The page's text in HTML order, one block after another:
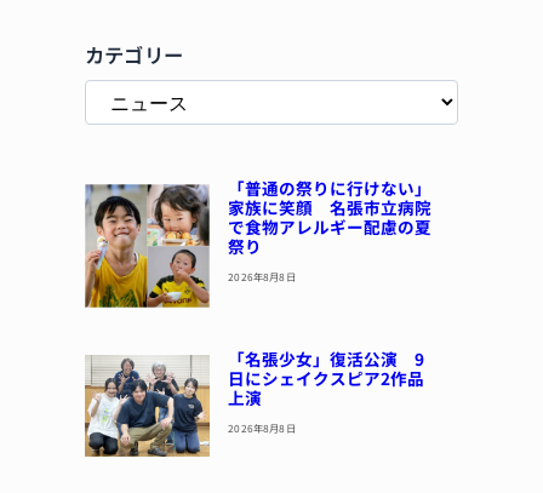
カテゴリー
「普通の祭りに行けない」
家族に笑顔 名張市立病院
で食物アレルギー配慮の夏
祭り
2026年8月8日
「名張少女」復活公演 9
日にシェイクスピア2作品
上演
2026年8月8日